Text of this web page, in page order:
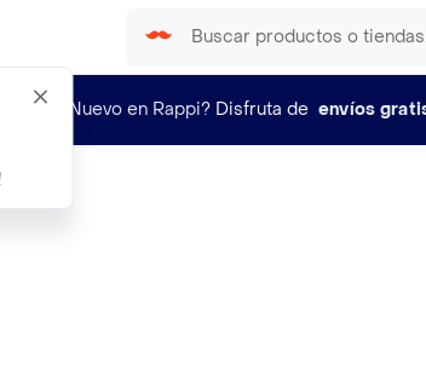
¿Nuevo en Rappi? Disfruta de envíos